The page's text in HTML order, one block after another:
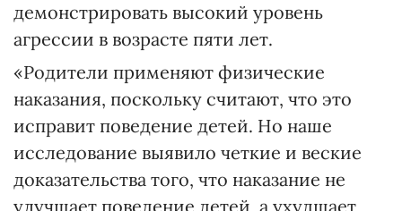
демонстрировать высокий уровень
агрессии в возрасте пяти лет.
«Родители применяют физические
наказания, поскольку считают, что это
исправит поведение детей. Но наше
исследование выявило четкие и веские
доказательства того, что наказание не
улучшает поведение детей, а ухудшает